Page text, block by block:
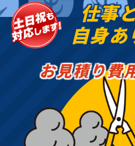
仕事
自身あ
お見積り費